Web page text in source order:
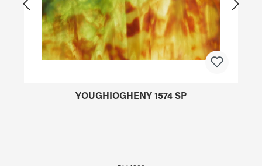
YOUGHIOGHENY 1574 SP